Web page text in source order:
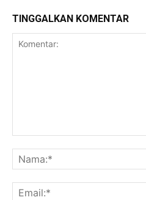
TINGGALKAN KOMENTAR